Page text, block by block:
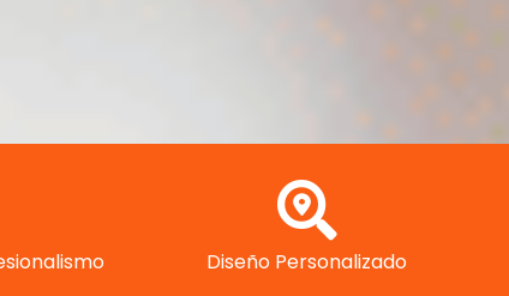
Diseño Personalizado